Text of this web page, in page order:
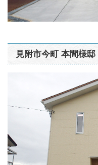
見附市今町 本間様邸